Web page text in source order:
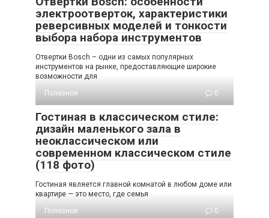
электроотверток, характеристики
реверсивных моделей и тонкости
выбора набора инструментов
Отвертки Bosch – одни из самых популярных
инструментов на рынке, предоставляющие широкие
возможности для
Полезное
0
Гостиная в классическом стиле:
дизайн маленького зала в
неоклассическом или
современном классическом стиле
(118 фото)
Гостиная является главной комнатой в любом доме или
квартире — это место, где семья
Полезное
0